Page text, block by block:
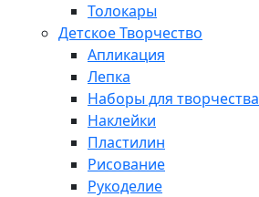
Толокары
Детское Творчество
Апликация
Лепка
Наборы для творчества
Наклейки
Пластилин
Рисование
Рукоделие